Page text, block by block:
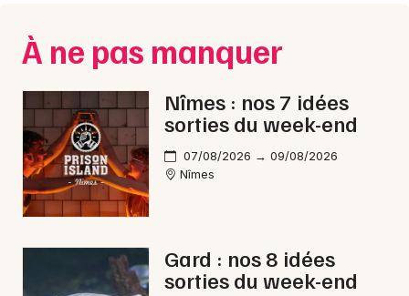
Spectacles
Concerts
Sports
Soirées
Sorties famille
Nantes
Nice
Paris
Strasbourg
Toulouse
À ne pas manquer
Nîmes : nos 7 idées
sorties du week-end
07/08/2026 → 09/08/2026
Nîmes
Gard : nos 8 idées
sorties du week-end